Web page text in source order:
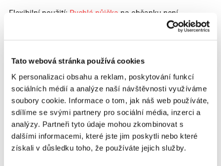
Tato webová stránka používá cookies
K personalizaci obsahu a reklam, poskytování funkcí
sociálních médií a analýze naší návštěvnosti využíváme
soubory cookie. Informace o tom, jak náš web používáte,
sdílíme se svými partnery pro sociální média, inzerci a
analýzy. Partneři tyto údaje mohou zkombinovat s
dalšími informacemi, které jste jim poskytli nebo které
získali v důsledku toho, že používáte jejich služby.
Flexibilní použití: Rychlá půjčka na občanku není
vázána na konkrétní účel, což znamená, že ji lze
úrokové sazby a RPSN: Rychlé půjčky na občanku
mají často vyšší úrokové sazby než tradiční
bankovní úvěry. To zvyšuje celkové náklady na
půjčku, zejména pokud není splatná včas.
Krátká doba splatnosti: Splatnost půjčky je obvykle
velmi krátká, což může být problematické, pokud
žadatel nemá dostatečnou finanční rezervu na
splácení půjčky v daném termínu.